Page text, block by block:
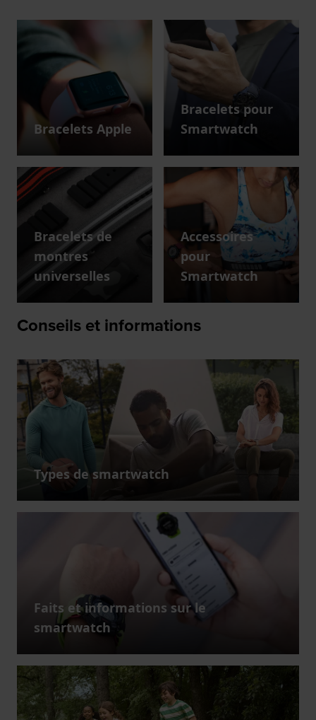
Bracelets Apple
Bracelets pour
Smartwatch
Bracelets de
montres
universelles
Accessoires
pour
Smartwatch
Conseils et informations
Types de smartwatch
Faits et informations sur le
smartwatch